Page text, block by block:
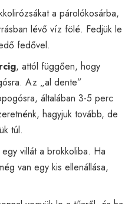
a párolókosárba,
lévő víz fölé. Fedjük le
fedővel.
, attól függően, hogy
Az „al dente”
általában 3-5 perc
hagyjuk tovább, de
túl.
villát a brokkoliba. Ha
van egy kis ellenállása,